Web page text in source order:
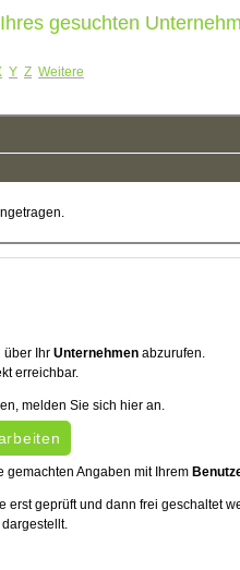
gesuchten
Y Z Weitere
über Ihr Unternehmen abzurufen.
erreichbar.
melden Sie sich hier an.
gemachten Angaben mit Ihrem
erst geprüft und dann frei geschaltet